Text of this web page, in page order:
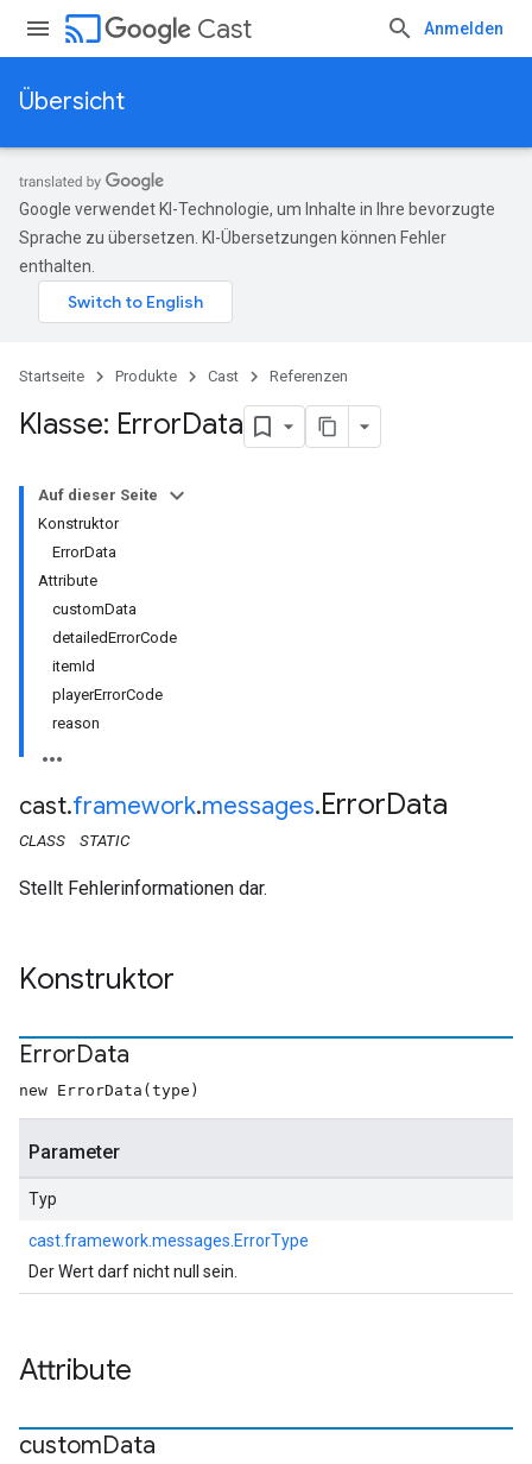
cast Cast Anmelden
Übersicht
Google verwendet KI-Technologie, um Inhalte in Ihre bevorzugte
Sprache zu übersetzen. KI-Übersetzungen können Fehler
enthalten.
Startseite Produkte Cast Referenzen
Klasse: ErrorData
Auf dieser Seite
Konstruktor
ErrorData
Attribute
customData
detailedErrorCode
itemId
playerErrorCode
reason
cast.framework.messages.ErrorData
CLASS STATIC
Stellt Fehlerinformationen dar.
Konstruktor
ErrorData
new ErrorData(type)
Parameter
Typ
cast.framework.messages.ErrorType
Der Wert darf nicht null sein.
Attribute
customData